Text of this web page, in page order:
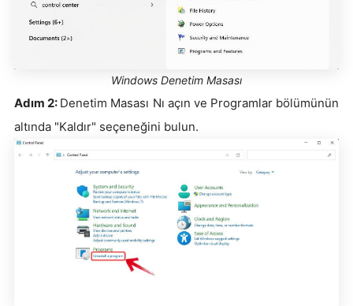
Windows Denetim Masası
Adım 2: Denetim Masası Nı açın ve Programlar bölümünün
altında "Kaldır" seçeneğini bulun.